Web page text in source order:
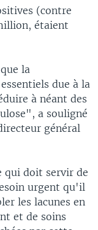
(contre
étaient
la
due à la
à néant des
a souligné
général
qui doit servir de
urgent qu'il
les lacunes en
et de soins